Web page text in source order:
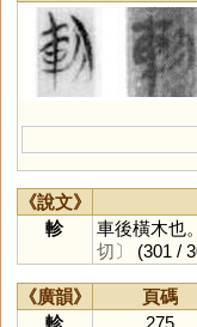
《說文》
軫
車後橫木也
切〕
(301 /
《廣韻》 頁碼